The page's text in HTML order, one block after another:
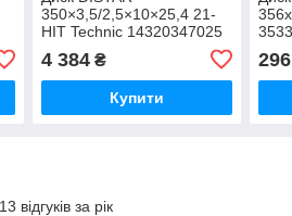
350×3,5/2,5×10×25,4 21-
HIT Technic 14320347025
4 384₴
Купити
296
відгуків за рік